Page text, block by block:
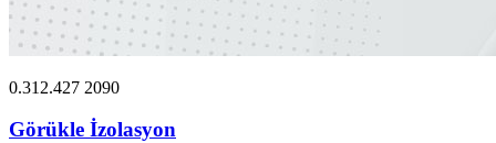
0.312.427 2090
Görükle İzolasyon